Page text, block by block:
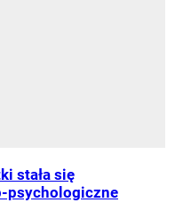
stała się
psychologiczne